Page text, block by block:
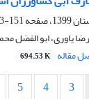
151-163
یاوری، ابو الفضل
مقاله 694.53 K
3
4
5